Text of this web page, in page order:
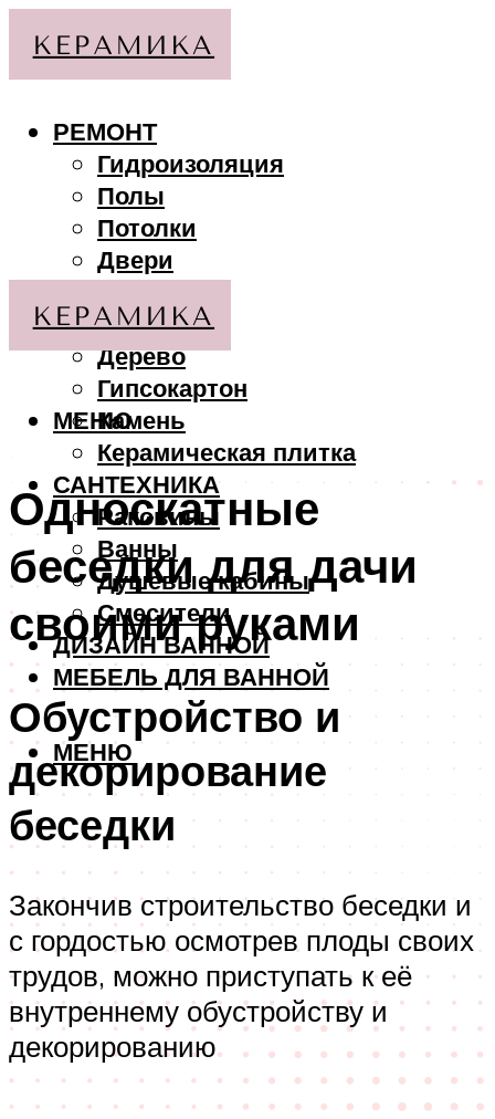
РЕМОНТ
Гидроизоляция
Полы
Потолки
Двери
МАТЕРИАЛЫ
Дерево
Гипсокартон
Камень
Керамическая плитка
САНТЕХНИКА
Раковины
Ванны
Душевые кабины
Смесители
ДИЗАЙН ВАННОЙ
МЕБЕЛЬ ДЛЯ ВАННОЙ
МЕНЮ
МЕНЮ
Односкатные
беседки для дачи
своими руками
Обустройство и
декорирование
беседки
Закончив строительство беседки и
с гордостью осмотрев плоды своих
трудов, можно приступать к её
внутреннему обустройству и
декорированию